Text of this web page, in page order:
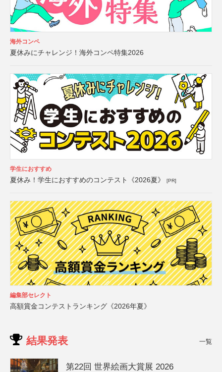
海外コンペ
夏休みにチャレンジ！海外コンペ特集2026
学生におすすめ
夏休み！学生におすすめのコンテスト《2026夏》 [PR]
編集部セレクト
高額賞金コンテストランキング《2026年夏》
結果発表 一覧
第22回 世界絵画大賞展 2026